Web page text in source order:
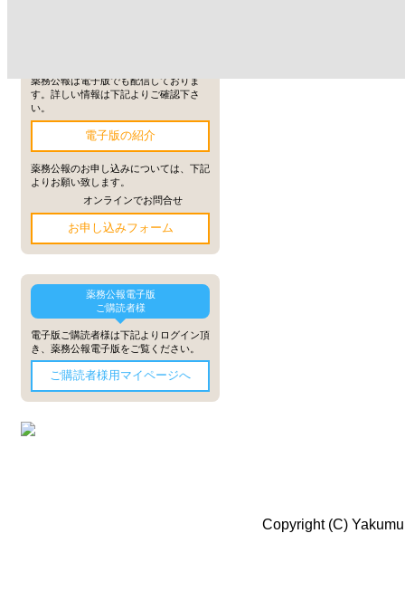
薬務公報は電子版でも配信しておりま
す。詳しい情報は下記よりご確認下さ
い。
電子版の紹介
薬務公報のお申し込みについては、下記
よりお願い致します。
オンラインでお問合せ
お申し込みフォーム
薬務公報電子版
ご購読者様
電子版ご購読者様は下記よりログイン頂
き、薬務公報電子版をご覧ください。
ご購読者様用マイページへ
Copyright (C)